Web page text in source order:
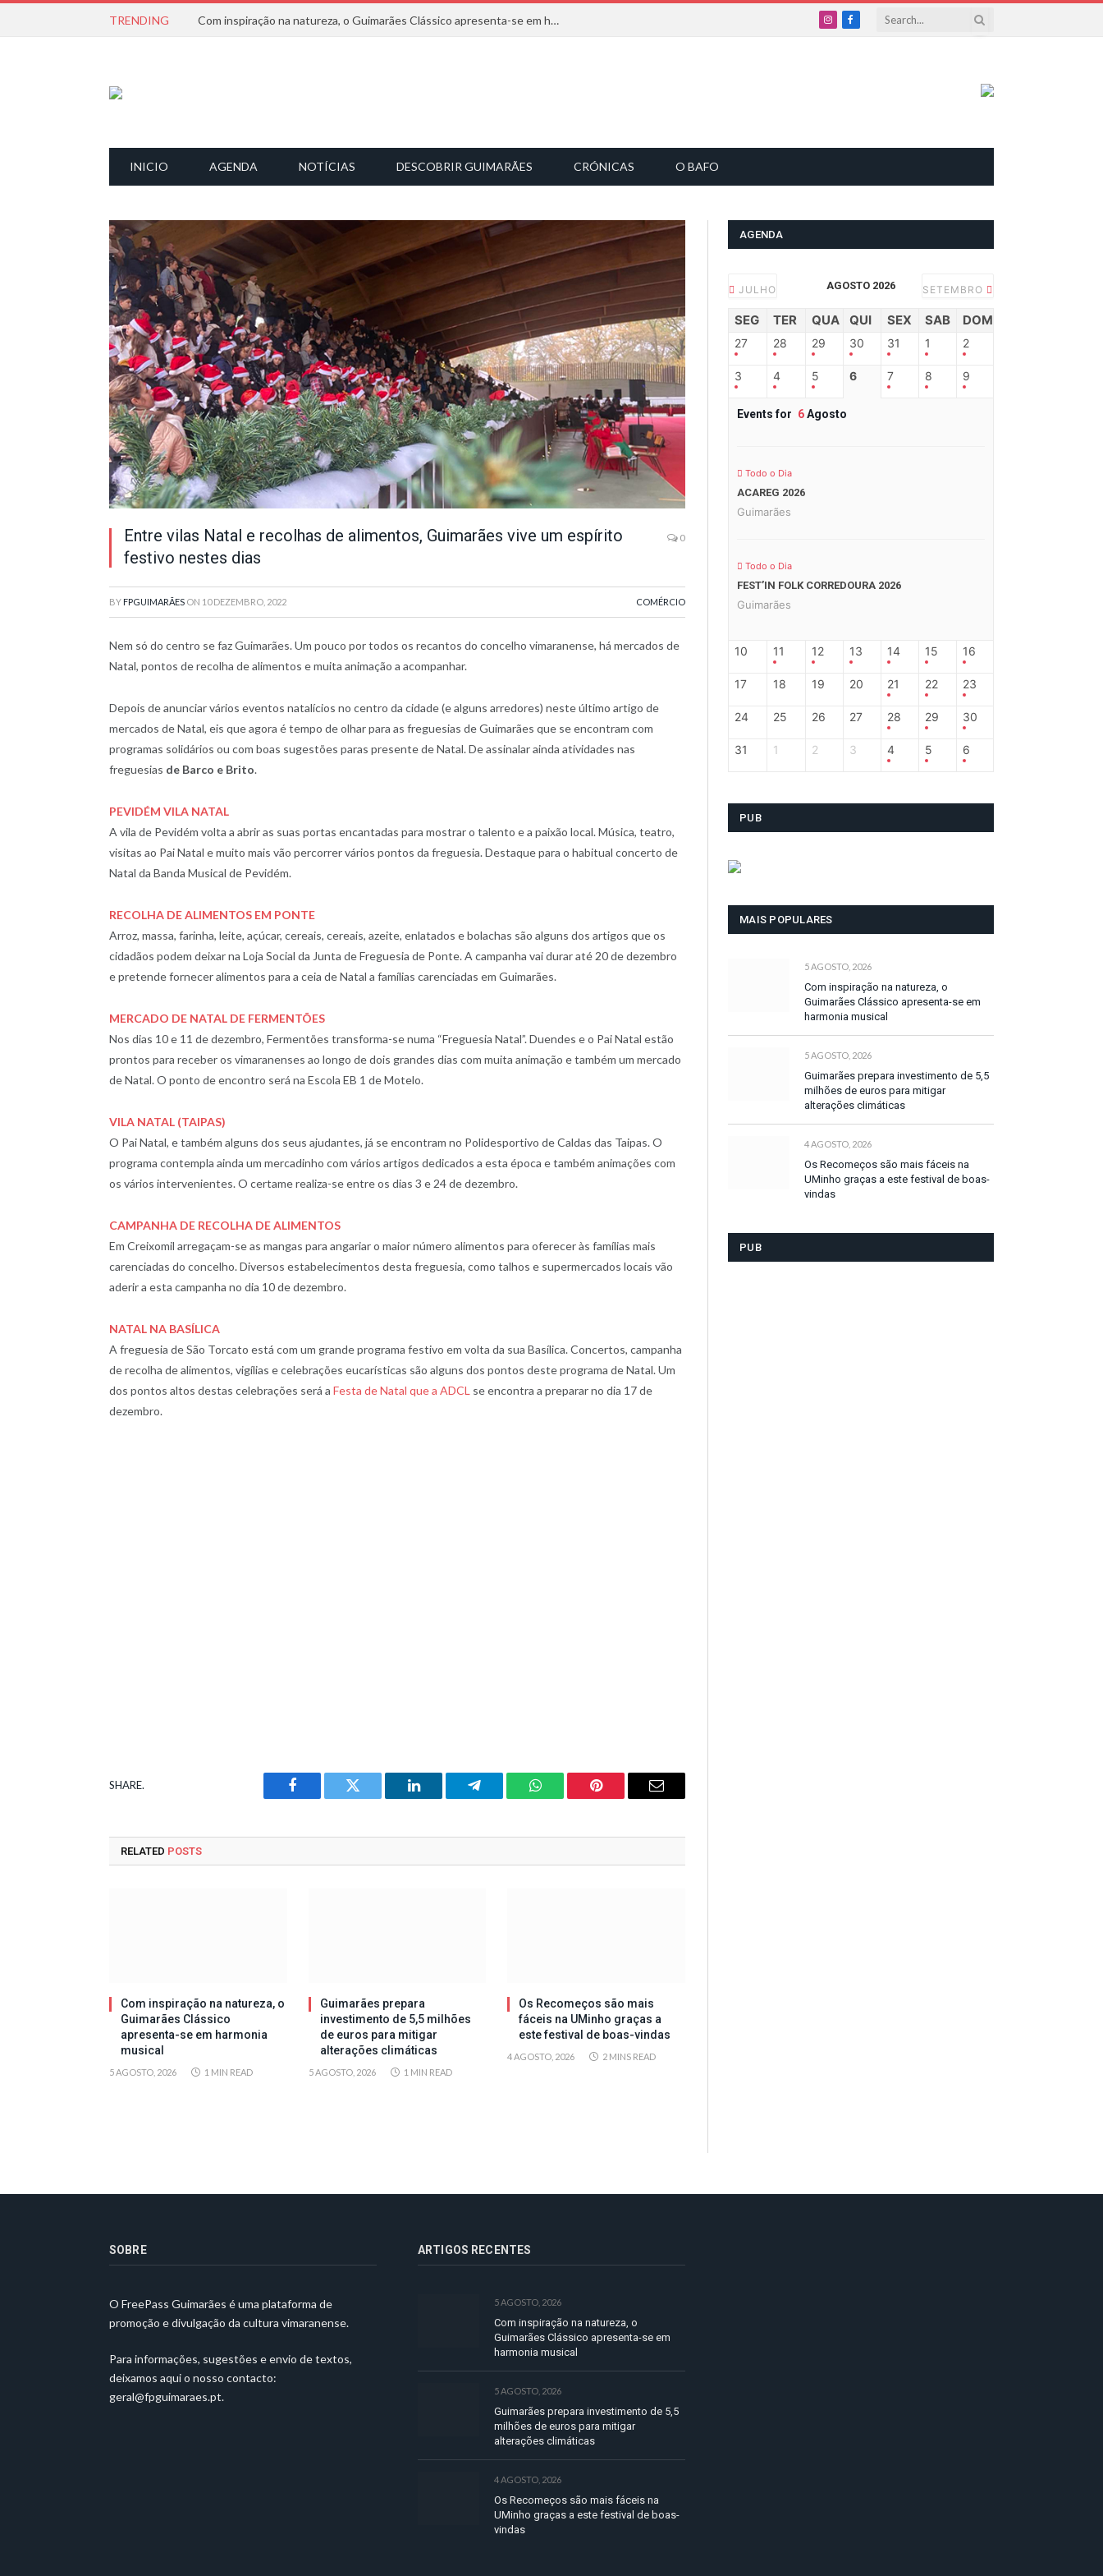
TRENDING Com inspiração na natureza, o Guimarães Clássico apresenta-se em harmonia musical
InstagramFacebook
INICIO AGENDA NOTÍCIAS DESCOBRIR GUIMARÃES CRÓNICAS O BAFO
Entre vilas Natal e recolhas de alimentos, Guimarães vive um espírito
festivo nestes dias
0
BY FPGUIMARÃES ON 10 DEZEMBRO, 2022 COMÉRCIO
Nem só do centro se faz Guimarães. Um pouco por todos os recantos do concelho vimaranense, há mercados de
Natal, pontos de recolha de alimentos e muita animação a acompanhar.
Depois de anunciar vários eventos natalícios no centro da cidade (e alguns arredores) neste último artigo de
mercados de Natal, eis que agora é tempo de olhar para as freguesias de Guimarães que se encontram com
programas solidários ou com boas sugestões paras presente de Natal. De assinalar ainda atividades nas
freguesias de Barco e Brito.
PEVIDÉM VILA NATAL
A vila de Pevidém volta a abrir as suas portas encantadas para mostrar o talento e a paixão local. Música, teatro,
visitas ao Pai Natal e muito mais vão percorrer vários pontos da freguesia. Destaque para o habitual concerto de
Natal da Banda Musical de Pevidém.
RECOLHA DE ALIMENTOS EM PONTE
Arroz, massa, farinha, leite, açúcar, cereais, cereais, azeite, enlatados e bolachas são alguns dos artigos que os
cidadãos podem deixar na Loja Social da Junta de Freguesia de Ponte. A campanha vai durar até 20 de dezembro
e pretende fornecer alimentos para a ceia de Natal a famílias carenciadas em Guimarães.
MERCADO DE NATAL DE FERMENTÕES
Nos dias 10 e 11 de dezembro, Fermentões transforma-se numa “Freguesia Natal”. Duendes e o Pai Natal estão
prontos para receber os vimaranenses ao longo de dois grandes dias com muita animação e também um mercado
de Natal. O ponto de encontro será na Escola EB 1 de Motelo.
VILA NATAL (TAIPAS)
O Pai Natal, e também alguns dos seus ajudantes, já se encontram no Polidesportivo de Caldas das Taipas. O
programa contempla ainda um mercadinho com vários artigos dedicados a esta época e também animações com
os vários intervenientes. O certame realiza-se entre os dias 3 e 24 de dezembro.
CAMPANHA DE RECOLHA DE ALIMENTOS
Em Creixomil arregaçam-se as mangas para angariar o maior número alimentos para oferecer às famílias mais
carenciadas do concelho. Diversos estabelecimentos desta freguesia, como talhos e supermercados locais vão
aderir a esta campanha no dia 10 de dezembro.
NATAL NA BASÍLICA
A freguesia de São Torcato está com um grande programa festivo em volta da sua Basílica. Concertos, campanha
de recolha de alimentos, vigílias e celebrações eucarísticas são alguns dos pontos deste programa de Natal. Um
dos pontos altos destas celebrações será a Festa de Natal que a ADCL se encontra a preparar no dia 17 de
dezembro.
SHARE.
Facebook Twitter LinkedIn Telegram WhatsAppPinterest Email
RELATED POSTS
Com inspiração na natureza, o
Guimarães Clássico
apresenta-se em harmonia
musical
5 AGOSTO, 2026 1 MIN READ
Guimarães prepara
investimento de 5,5 milhões
de euros para mitigar
alterações climáticas
5 AGOSTO, 2026 1 MIN READ
Os Recomeços são mais
fáceis na UMinho graças a
este festival de boas-vindas
4 AGOSTO, 2026 2 MINS READ
AGENDA
JULHO AGOSTO 2026 SETEMBRO
SEG TER QUA QUI SEX SAB DOM
27 28 29 30 31 1 2
3 4 5 6 7 8 9
Events for 6Agosto
Todo o Dia
ACAREG 2026
Guimarães
Todo o Dia
FEST’IN FOLK CORREDOURA 2026
Guimarães
10 11 12 13 14 15 16
17 18 19 20 21 22 23
24 25 26 27 28 29 30
31 1 2 3 4 5 6
PUB
MAIS POPULARES
5 AGOSTO, 2026
Com inspiração na natureza, o
Guimarães Clássico apresenta-se em
harmonia musical
5 AGOSTO, 2026
Guimarães prepara investimento de 5,5
milhões de euros para mitigar
alterações climáticas
4 AGOSTO, 2026
Os Recomeços são mais fáceis na
UMinho graças a este festival de boas-
vindas
PUB
SOBRE
O FreePass Guimarães é uma plataforma de
promoção e divulgação da cultura vimaranense.
Para informações, sugestões e envio de textos,
deixamos aqui o nosso contacto:
geral@fpguimaraes.pt.
ARTIGOS RECENTES
5 AGOSTO, 2026
Com inspiração na natureza, o
Guimarães Clássico apresenta-se em
harmonia musical
5 AGOSTO, 2026
Guimarães prepara investimento de 5,5
milhões de euros para mitigar
alterações climáticas
4 AGOSTO, 2026
Os Recomeços são mais fáceis na
UMinho graças a este festival de boas-
vindas